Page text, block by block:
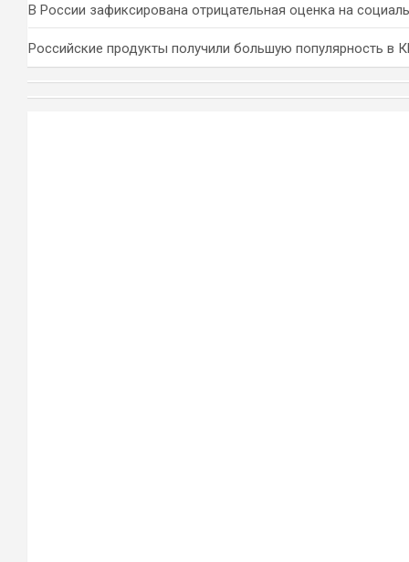
В России зафиксирована отрицательная оценка на
Российские продукты получили большую популярность в